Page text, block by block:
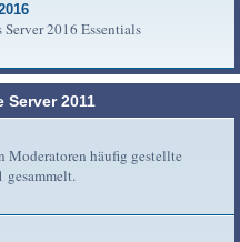
2016 Essentials
Server 2011
Moderatoren häufig gestellte
gesammelt.